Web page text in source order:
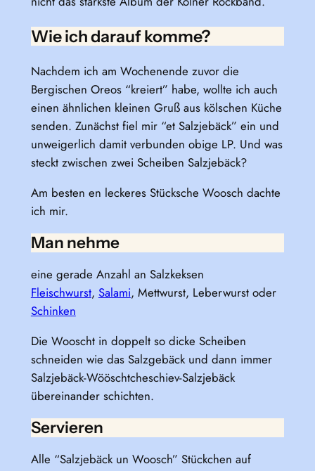
Wie ich darauf komme?
Nachdem ich am Wochenende zuvor die
Bergischen Oreos “kreiert” habe, wollte ich auch
einen ähnlichen kleinen Gruß aus kölschen Küche
senden. Zunächst fiel mir “et Salzjebäck” ein und
unweigerlich damit verbunden obige LP. Und was
steckt zwischen zwei Scheiben Salzjebäck?
Am besten en leckeres Stücksche Woosch dachte
ich mir.
Man nehme
eine gerade Anzahl an Salzkeksen
Fleischwurst, Salami, Mettwurst, Leberwurst oder
Schinken
Die Wooscht in doppelt so dicke Scheiben
schneiden wie das Salzgebäck und dann immer
Salzjebäck-Wööschtcheschiev-Salzjebäck
übereinander schichten.
Servieren
Alle “Salzjebäck un Woosch” Stückchen auf